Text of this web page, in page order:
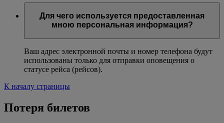
Для чего используется предоставленная
мною персональная информация?
Ваш адрес электронной почты и номер телефона будут
использованы только для отправки оповещения о
статусе рейса (рейсов).
К началу страницы
Потеря билетов